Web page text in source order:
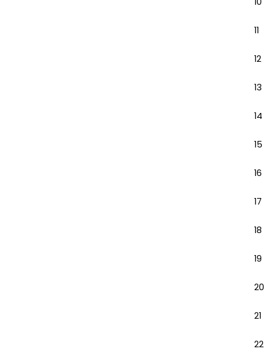
11
12
13
14
15
16
17
18
19
20
21
22